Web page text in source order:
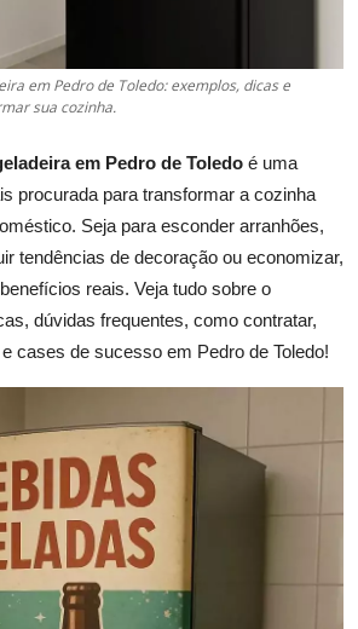
em Pedro de Toledo: exemplos, dicas e
sua cozinha.
em Pedro de Toledo é uma
procurada para transformar a cozinha
Seja para esconder arranhões,
tendências de decoração ou economizar,
reais. Veja tudo sobre o
dúvidas frequentes, como contratar,
cases de sucesso em Pedro de Toledo!